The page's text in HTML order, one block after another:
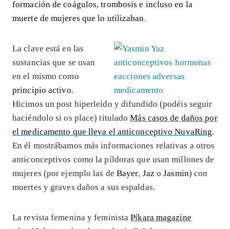
formación de coágulos, trombosis e incluso en la
muerte de mujeres que lo utilizaban.
La clave está en las
sustancias que se usan
en el mismo como
principio activo.
Hicimos un post hiperleído y difundido (podéis seguir
haciéndolo si os place) tituladoMás casos de daños por
el medicamento que lleva el anticonceptivo NuvaRing.
En él mostrábamos más informaciones relativas a otros
anticonceptivos como la píldoras que usan millones de
mujeres (por ejemplo las de Bayer, Jaz oJasmin) con
muertes y graves daños a sus espaldas.
La revista femenina y feministaPíkara magazine